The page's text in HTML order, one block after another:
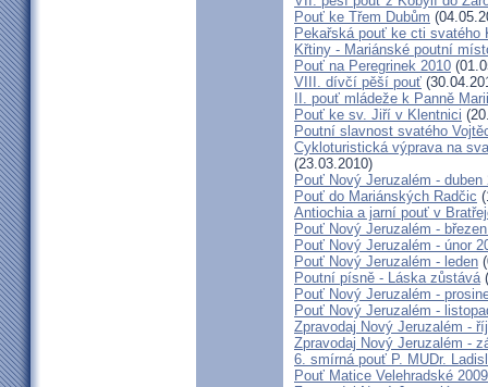
Pouť ke Třem Dubům
Pekařská pouť ke cti svatého
Křtiny - Mariánské poutní
Pouť na Peregrinek 2010
VIII. dívčí pěší pouť
II. pouť mládeže k Panně
Pouť ke sv. Jiří v Klentnici
Poutní slavnost svatého
Cykloturistická výprava na
(23.03.2010)
Pouť Nový Jeruzalém - duben
Pouť do Mariánských Radčic
Antiochia a jarní pouť v
Pouť Nový Jeruzalém -
Pouť Nový Jeruzalém - únor
Pouť Nový Jeruzalém - leden
Poutní písně - Láska zůstává
Pouť Nový Jeruzalém -
Pouť Nový Jeruzalém -
Zpravodaj Nový Jeruzalém -
Zpravodaj Nový Jeruzalém -
6. smírná pouť P. MUDr.
Pouť Matice Velehradské 2009